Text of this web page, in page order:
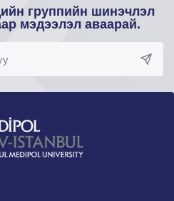
группийн шинэчлэл
мэдээлэл аваарай.